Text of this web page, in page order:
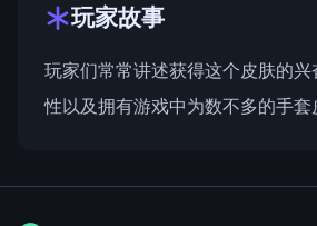
玩家故事
玩家们常常讲述获得这个皮肤的
性以及拥有游戏中为数不多的手套